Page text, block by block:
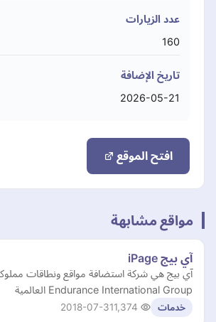
عدد الزيارات
160
تاريخ الإضافة
2026-05-21
افتح الموقع
مواقع مشابهة
آي بيج iPage
آي بيج هي شركة استضافة مواقع ونطاقات
Endurance International Group العالمية
خدمات 2018-07-31